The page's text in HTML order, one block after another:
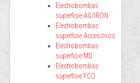
Electrobombas
superficie AG/IRON
Electrobombas
superficie Accesorios
Electrobombas
superficie MD
Electrobombas
superficie FCO